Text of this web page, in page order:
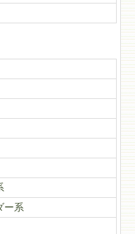
ー系